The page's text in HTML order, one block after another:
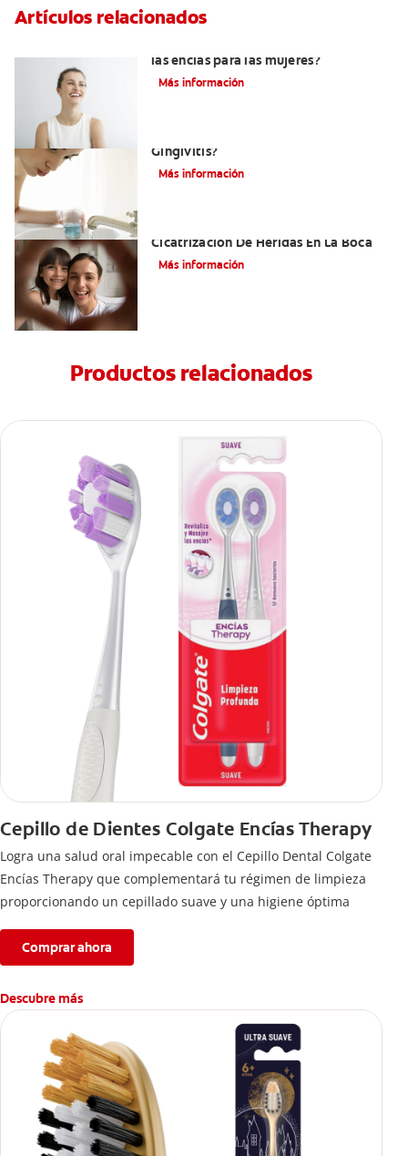
Artículos relacionados
las encías para las mujeres?
Más información
Gingivitis?
Más información
Cicatrización De Heridas En La Boca
Más información
Productos relacionados
Cepillo de Dientes Colgate Encías Therapy
Logra una salud oral impecable con el Cepillo Dental Colgate
Encías Therapy que complementará tu régimen de limpieza
proporcionando un cepillado suave y una higiene óptima
Comprar ahora
Descubre más